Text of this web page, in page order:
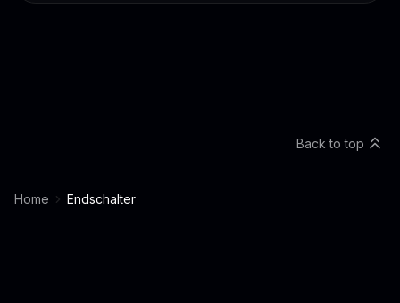
Home Endschalter
Back to top